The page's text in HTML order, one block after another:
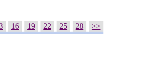
16 19 22 25 28
>>